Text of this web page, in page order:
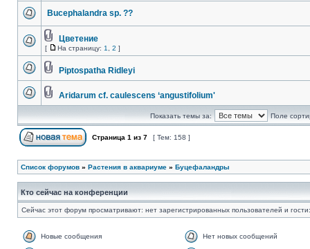
Bucephalandra sp. ??
Цветение
[ На страницу: 1 2 ]
Piptospatha Ridleyi
Aridarum cf. caulescens ‘angustifolium'
Показать темы за: Поле
Страница 1 из 7 [ Тем: 158 ]
Список форумов » Растения в аквариуме » Буцефаландры
Кто сейчас на конференции
Сейчас этот форум просматривают: нет зарегистрированных пользователей и
Новые сообщения Нет новых сообщений